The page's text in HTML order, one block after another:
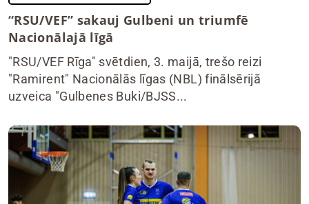
“RSU/VEF” sakauj Gulbeni un triumfē
Nacionālajā līgā
"RSU/VEF Rīga" svētdien, 3. maijā, trešo reizi
"Ramirent" Nacionālās līgas (NBL) finālsērijā
uzveica "Gulbenes Buki/BJSS...